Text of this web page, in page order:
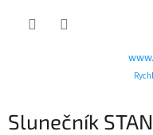
Slunečník